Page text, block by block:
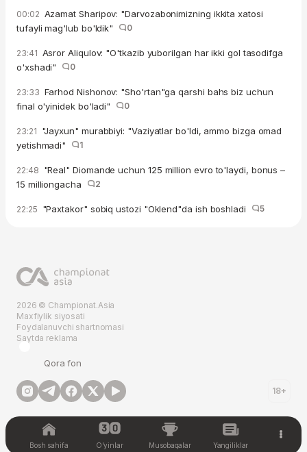
00:02 Azamat Sharipov: "Darvozabonimizning ikkita xatosi
tufayli mag'lub bo'ldik"
0
23:41 Asror Aliqulov: "O'tkazib yuborilgan har ikki gol tasodifga
o'xshadi"
0
23:33 Farhod Nishonov: "Sho'rtan"ga qarshi bahs biz uchun
final o'yinidek bo'ladi"
0
23:21 "Jayxun" murabbiyi: "Vaziyatlar bo'ldi, ammo bizga omad
yetishmadi"
1
22:48 "Real" Diomande uchun 125 million evro to'laydi, bonus –
15 milliongacha
2
22:25 "Paxtakor" sobiq ustozi "Oklend"da ish boshladi 5
2026 © Championat.Asia
Maxfiylik siyosati
Foydalanuvchi shartnomasi
Saytda reklama
Qora fon
18+
Bosh sahifa O'yinlar Musobaqalar Yangiliklar